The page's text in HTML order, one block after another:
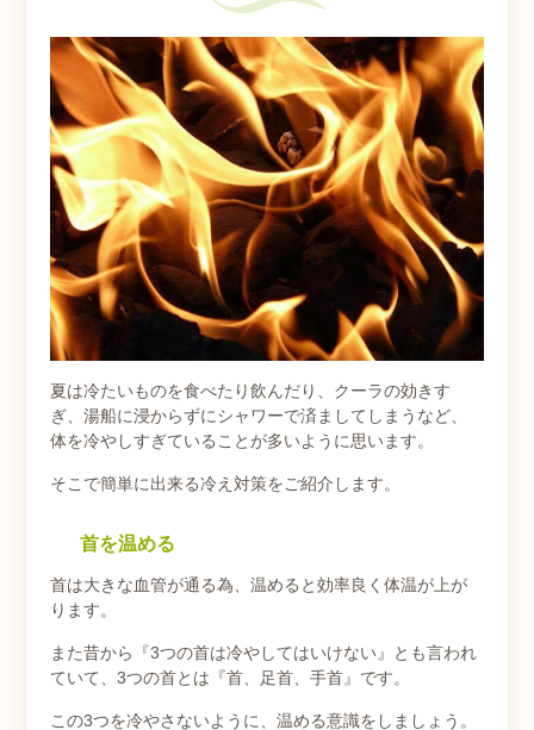
夏は冷たいものを食べたり飲んだり、クーラの効きす
ぎ、湯船に浸からずにシャワーで済ましてしまうなど、
体を冷やしすぎていることが多いように思います。
そこで簡単に出来る冷え対策をご紹介します。
首を温める
首は大きな血管が通る為、温めると効率良く体温が上が
ります。
また昔から『3つの首は冷やしてはいけない』とも言われ
ていて、3つの首とは『首、足首、手首』です。
この3つを冷やさないように、温める意識をしましょう。